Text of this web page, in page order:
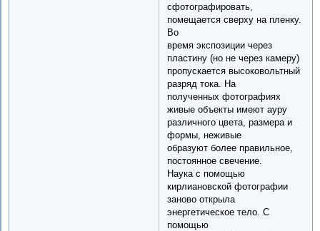
сфотографировать,
помещается сверху на пленку.
Во
время экспозиции через
пластину (но не через камеру)
пропускается высоковольтный
разряд тока. На
полученных фотографиях
живые объекты имеют ауру
различного цвета, размера и
формы, неживые
образуют более правильное,
постоянное свечение.
Наука с помощью
кирлиановской фотографии
заново открыла
энергетическое тело. С
помощью